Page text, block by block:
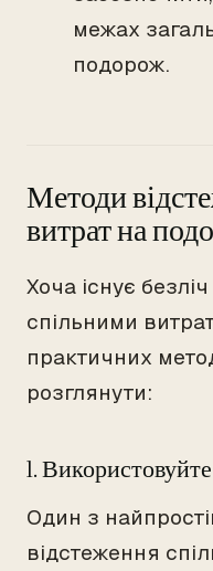
межах
подорож.
Методи
витрат на
Хоча існує
спільними
практичних
розглянути:
1.
Один з
відстеження